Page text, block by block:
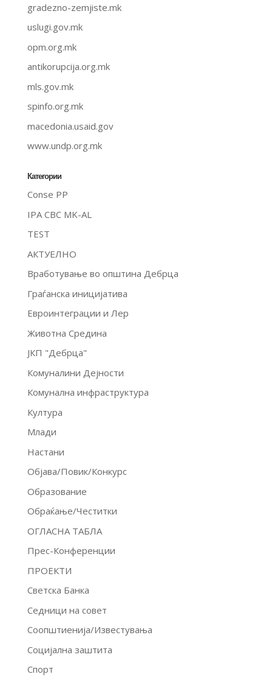
gradezno-zemjiste.mk
uslugi.gov.mk
opm.org.mk
antikorupcija.org.mk
mls.gov.mk
spinfo.org.mk
macedonia.usaid.gov
www.undp.org.mk
Категории
Conse PP
IPA CBC MK-AL
TEST
АКТУЕЛНО
Вработување во општина Дебрца
Граѓанска иницијатива
Евроинтеграции и Лер
Животна Средина
ЈКП "Дебрца"
Комуналини Дејности
Комунална инфраструктура
Култура
Млади
Настани
Објава/Повик/Конкурс
Образование
Обраќање/Честитки
ОГЛАСНА ТАБЛА
Прес-Конференции
ПРОЕКТИ
Светска Банка
Седници на совет
Соопштиенија/Известувања
Социјална заштита
Спорт